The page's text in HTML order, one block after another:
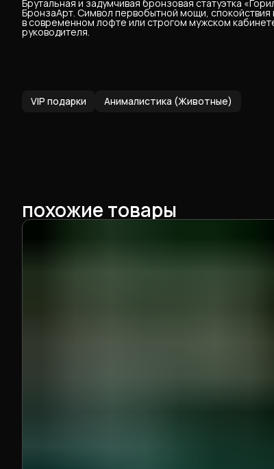
Брутальная и задумчивая бронзовая статуэтка
БронзаАрт. Символ первобытной мощи,
в современном лофте или строгом мужском
руководителя.
VIP подарки Анималистика (Животные)
похожие товары